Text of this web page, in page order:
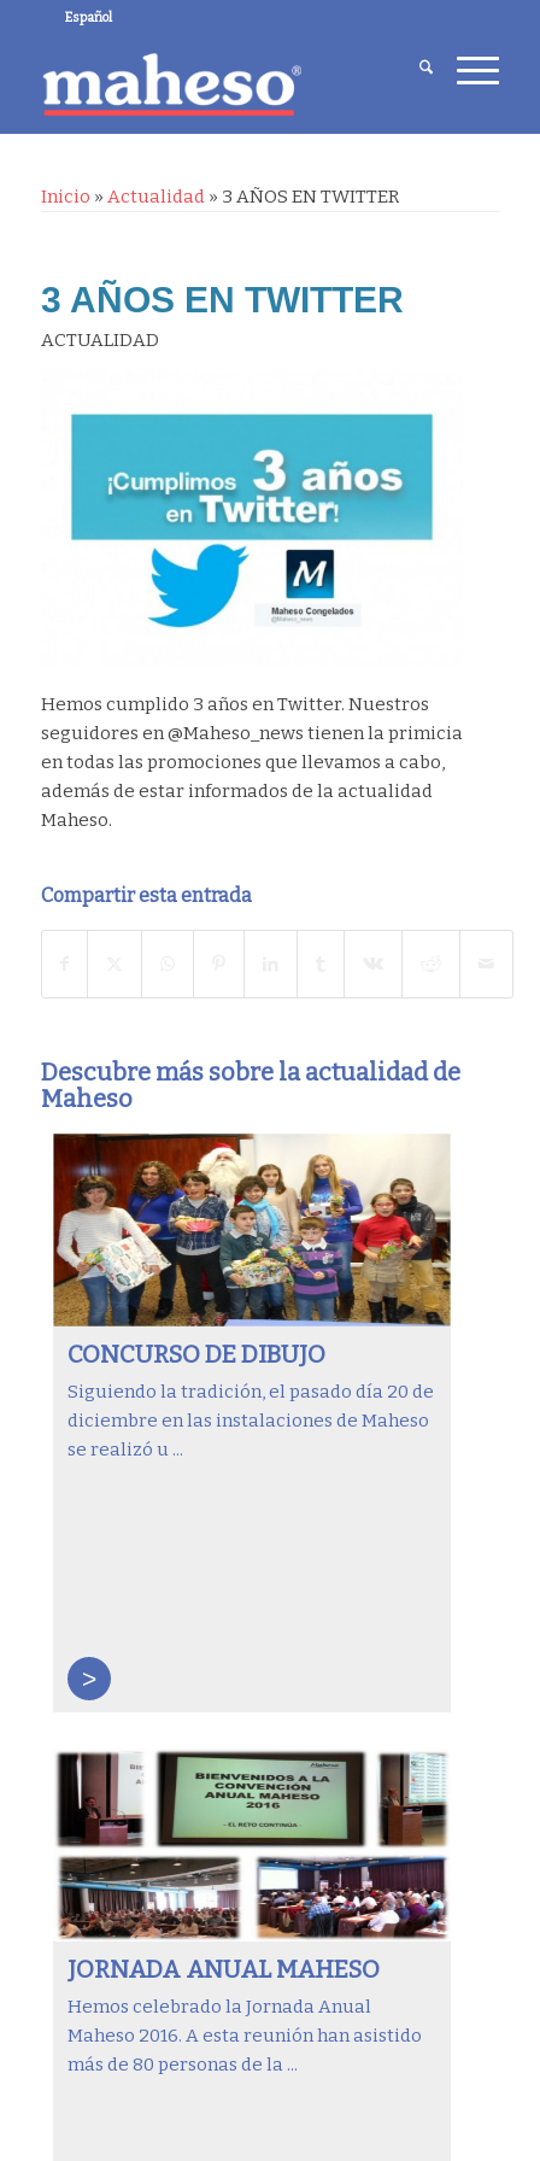
Español
Inicio » Actualidad» 3 AÑOS EN TWITTER
3 AÑOS EN TWITTER
ACTUALIDAD
Hemos cumplido 3 años en Twitter. Nuestros
seguidores en @Maheso_news tienen la primicia
en todas las promociones que llevamos a cabo,
además de estar informados de la actualidad
Maheso.
Compartir esta entrada
Descubre más sobre la actualidad de
Maheso
CONCURSO DE DIBUJO
Siguiendo la tradición, el pasado día 20 de
diciembre en las instalaciones de Maheso
se realizó u ...
>
JORNADA ANUAL MAHESO
Hemos celebrado la Jornada Anual
Maheso 2016. A esta reunión han asistido
más de 80 personas de la ...